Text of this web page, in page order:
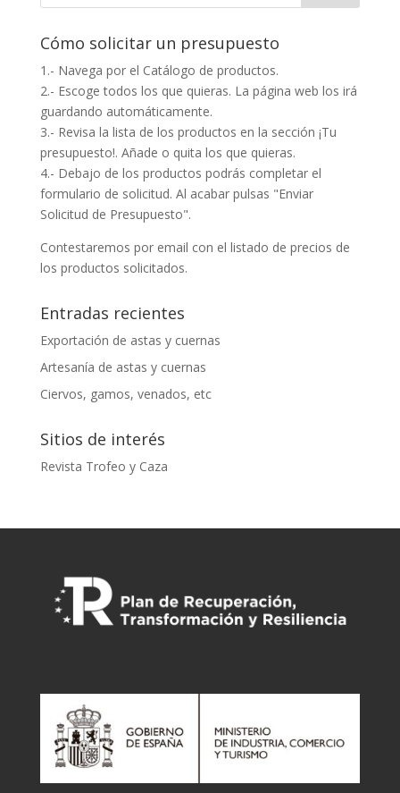
Cómo solicitar un presupuesto
1.- Navega por el Catálogo de productos.
2.- Escoge todos los que quieras. La página web los irá
guardando automáticamente.
3.- Revisa la lista de los productos en la sección ¡Tu
presupuesto!. Añade o quita los que quieras.
4.- Debajo de los productos podrás completar el
formulario de solicitud. Al acabar pulsas "Enviar
Solicitud de Presupuesto".
Contestaremos por email con el listado de precios de
los productos solicitados.
Entradas recientes
Exportación de astas y cuernas
Artesanía de astas y cuernas
Ciervos, gamos, venados, etc
Sitios de interés
Revista Trofeo y Caza